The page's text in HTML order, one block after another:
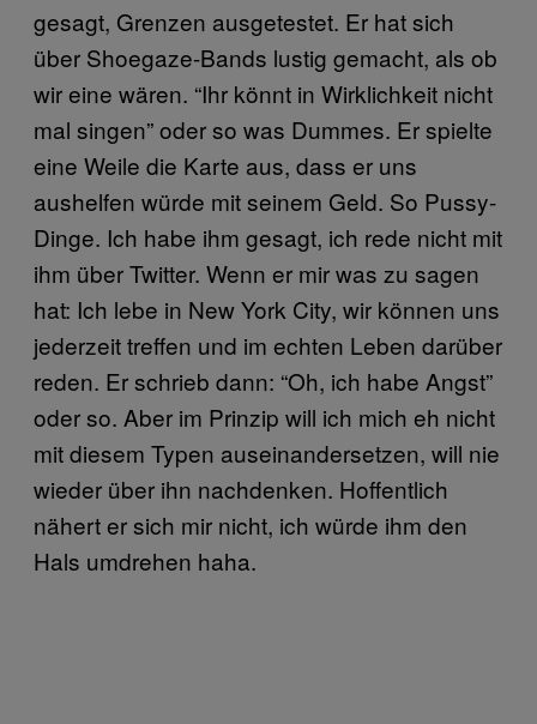
gesagt, Grenzen ausgetestet. Er hat sich
über Shoegaze-Bands lustig gemacht, als ob
wir eine wären. “Ihr könnt in Wirklichkeit nicht
mal singen” oder so was Dummes. Er spielte
eine Weile die Karte aus, dass er uns
aushelfen würde mit seinem Geld. So Pussy-
Dinge. Ich habe ihm gesagt, ich rede nicht mit
ihm über Twitter. Wenn er mir was zu sagen
hat: Ich lebe in New York City, wir können uns
jederzeit treffen und im echten Leben darüber
reden. Er schrieb dann: “Oh, ich habe Angst”
oder so. Aber im Prinzip will ich mich eh nicht
mit diesem Typen auseinandersetzen, will nie
wieder über ihn nachdenken. Hoffentlich
nähert er sich mir nicht, ich würde ihm den
Hals umdrehen haha.